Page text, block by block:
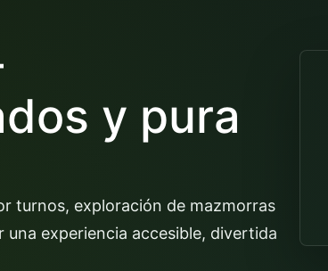
y pura
turnos, exploración de mazmorras
experiencia accesible, divertida